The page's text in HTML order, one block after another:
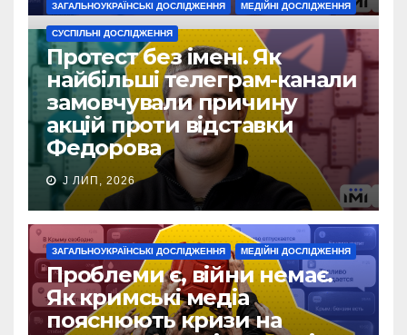
ЗАГАЛЬНОУКРАЇНСЬКІ ДОСЛІДЖЕННЯ МЕДІЙНІ ДОСЛІДЖЕННЯ
СУСПІЛЬНІ ДОСЛІДЖЕННЯ
Протест без імені. Як
найбільші телеграм-канали
замовчували причину
акцій проти відставки
Федорова
J ЛИП, 2026
ЗАГАЛЬНОУКРАЇНСЬКІ ДОСЛІДЖЕННЯ МЕДІЙНІ ДОСЛІДЖЕННЯ
Проблеми є, війни немає.
Як кримські медіа
пояснюють кризи на